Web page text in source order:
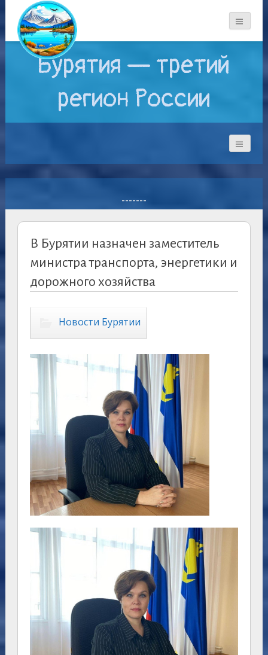
Бурятия — третий
регион России
-------
В Бурятии назначен заместитель
министра транспорта, энергетики и
дорожного хозяйства
Новости Бурятии